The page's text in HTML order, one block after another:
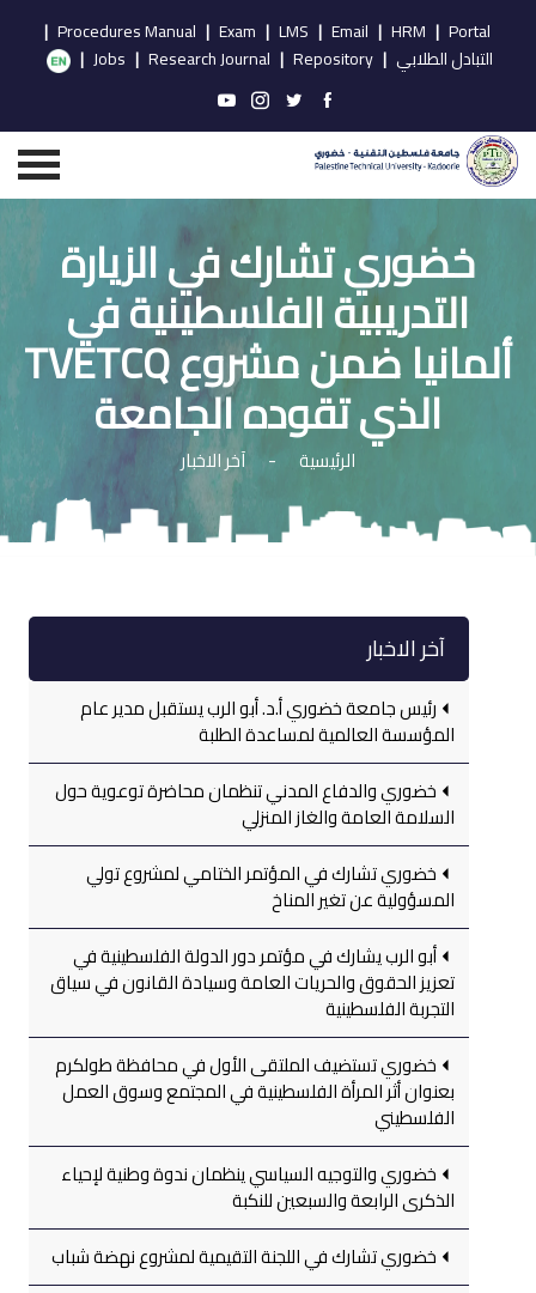
Portal
|
HRM
|
Email
|
LMS
|
Exam
|
Procedures Manual
|
التبادل الطلابي |
Repository
|
Research Journal
|
Jobs
|
خضوري تشارك في الزيارة
التدريبية الفلسطينية في
ألمانيا ضمن مشروع TVETCQ
الذي تقوده الجامعة
الرئيسية - آخر الاخبار
آخر الاخبار
رئيس جامعة خضوري أ.د. أبو الرب يستقبل مدير عام
المؤسسة العالمية لمساعدة الطلبة
خضوري والدفاع المدني تنظمان محاضرة توعوية حول
السلامة العامة والغاز المنزلي
خضوري تشارك في المؤتمر الختامي لمشروع تولي
المسؤولية عن تغير المناخ
أبو الرب يشارك في مؤتمر دور الدولة الفلسطينية في
تعزيز الحقوق والحريات العامة وسيادة القانون في سياق
التجربة الفلسطينية
خضوري تستضيف الملتقى الأول في محافظة طولكرم
بعنوان أثر المرأة الفلسطينية في المجتمع وسوق العمل
الفلسطيني
خضوري والتوجيه السياسي ينظمان ندوة وطنية لإحياء
الذكرى الرابعة والسبعين للنكبة
خضوري تشارك في اللجنة التقيمية لمشروع نهضة شباب